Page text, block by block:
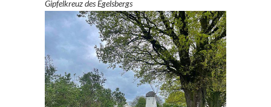
Gipfelkreuz des Egelsbergs